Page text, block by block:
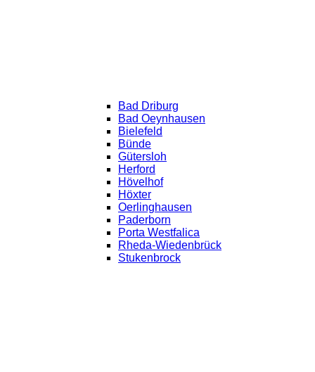
Bad Driburg
Bad Oeynhausen
Bielefeld
Bünde
Gütersloh
Herford
Hövelhof
Höxter
Oerlinghausen
Paderborn
Porta Westfalica
Rheda-Wiedenbrück
Stukenbrock